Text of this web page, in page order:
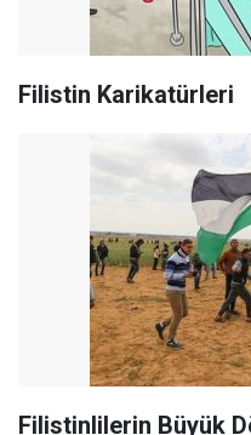
Filistin Karikatürleri
Filistinlilerin Büyük